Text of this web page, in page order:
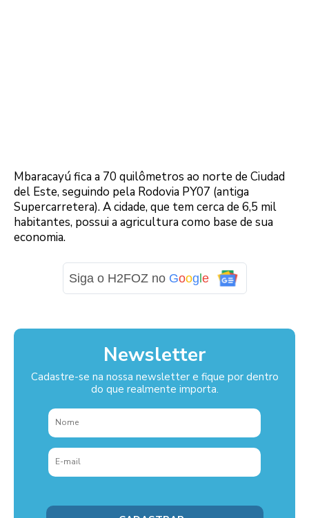
Mbaracayú fica a 70 quilômetros ao norte de Ciudad
del Este, seguindo pela Rodovia PY07 (antiga
Supercarretera). A cidade, que tem cerca de 6,5 mil
habitantes, possui a agricultura como base de sua
economia.
Siga o H2FOZ no Goog e
Newsletter
Cadastre-se na nossa newsletter e fique por dentro
do que realmente importa.